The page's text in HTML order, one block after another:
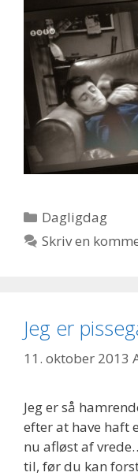
Kategorier
Dagligdag
Skriv en
Jeg er
11. oktober 2013
Jeg er så
efter at have haft
nu afløst af
til, før du kan